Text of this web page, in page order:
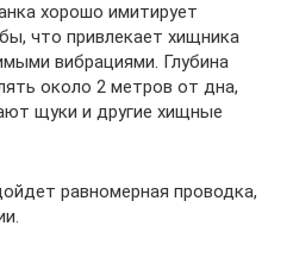
хорошо имитирует
что привлекает хищника
вибрациями. Глубина
около 2 метров от дна,
щуки и другие хищные
равномерная проводка,